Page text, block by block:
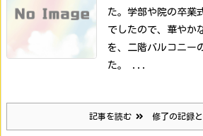
た。 学部や院の卒業
でしたので、華やか
を、二階バルコニー
た。 ...
記事を読む 修了の記録と